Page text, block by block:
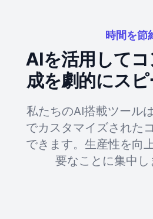
時間を節
AIを活用して
成を劇的にス
私たちのAI搭載ツール
でカスタマイズされた
できます。生産性を向
要なことに集中し